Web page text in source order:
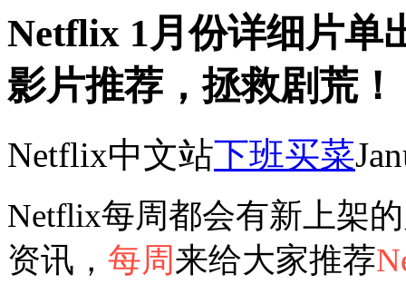
Netflix 1月份详细片单
影片推荐，拯救剧荒！
Netflix中文站下班买菜
Netflix每周都会有新上架
资讯， 每周 来给大家推荐